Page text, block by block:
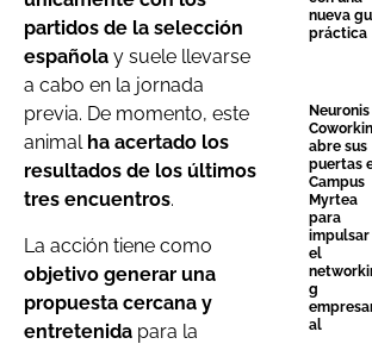
partidos de la selección
española y suele llevarse
a cabo en la jornada
previa. De momento, este
animal ha acertado los
resultados de los últimos
tres encuentros.
La acción tiene como
objetivo generar una
propuesta cercana y
entretenida para la
nueva
práctica
Neuronis
abre sus
puertas
Campus
Myrtea
para
impulsar
el
g
al